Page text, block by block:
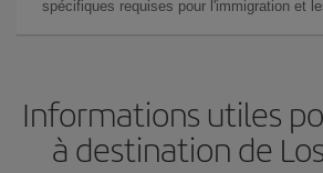
spécifiques requises pour l'immigration et
Informations utiles
à destination de